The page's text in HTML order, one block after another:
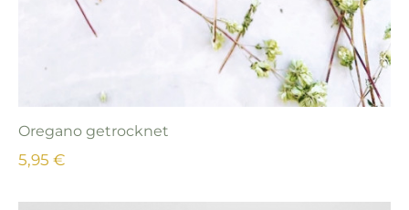
Oregano getrocknet
5,95 €